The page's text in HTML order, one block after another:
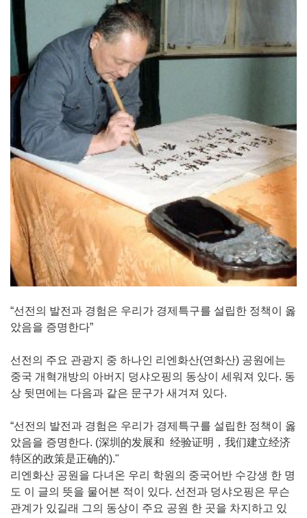
“선전의 발전과 경험은 우리가 경제특구를 설립한 정책이 옳
았음을 증명한다”
선전의 주요 관광지 중 하나인 리엔화산(연화산) 공원에는
중국 개혁개방의 아버지 덩샤오핑의 동상이 세워져 있다. 동
상 뒷면에는 다음과 같은 문구가 새겨져 있다.
“선전의 발전과 경험은 우리가 경제특구를 설립한 정책이 옳
았음을 증명한다. (深圳的发展和 经验证明，我们建立经济
特区的政策是正确的)."
리엔화산 공원을 다녀온 우리 학원의 중국어반 수강생 한 명
도 이 글의 뜻을 물어본 적이 있다. 선전과 덩샤오핑은 무슨
관계가 있길래 그의 동상이 주요 공원 한 곳을 차지하고 있